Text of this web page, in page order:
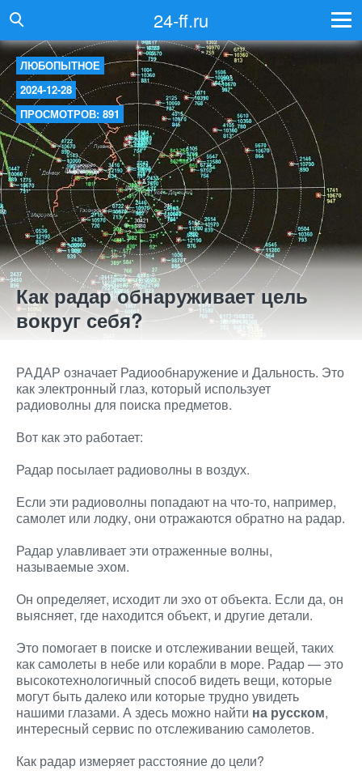
24-ff.ru
ЛЮБОПЫТНОЕ
2024-12-28
ПРОСМОТРОВ: 891
Как радар обнаруживает цель
вокруг себя?
РАДАР означает Радиообнаружение и Дальность. Это
как электронный глаз, который использует
радиоволны для поиска предметов.
Вот как это работает:
Радар посылает радиоволны в воздух.
Если эти радиоволны попадают на что-то, например,
самолет или лодку, они отражаются обратно на радар.
Радар улавливает эти отраженные волны,
называемые эхом.
Он определяет, исходит ли эхо от объекта. Если да, он
выясняет, где находится объект, и другие детали.
Это помогает в поиске и отслеживании вещей, таких
как самолеты в небе или корабли в море. Радар — это
высокотехнологичный способ видеть вещи, которые
могут быть далеко или которые трудно увидеть
нашими глазами. А здесь можно найти на русском,
интересный сервис по отслеживанию самолетов.
Как радар измеряет расстояние до цели?